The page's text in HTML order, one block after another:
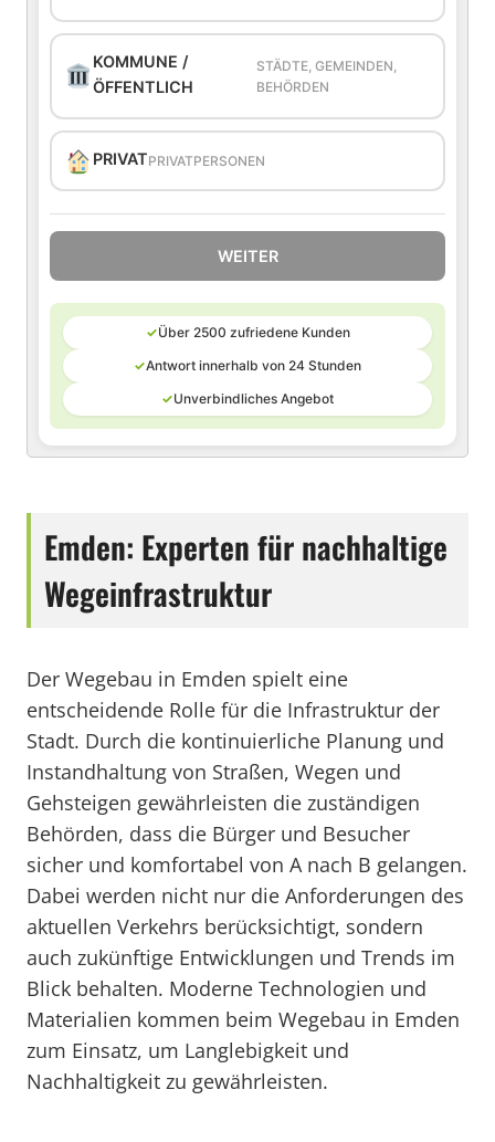
KOMMUNE /
ÖFFENTLICH
STÄDTE, GEMEINDEN,
BEHÖRDEN
PRIVATPRIVATPERSONEN
WEITER
✓Über 2500 zufriedene Kunden
✓Antwort innerhalb von 24 Stunden
✓Unverbindliches Angebot
Emden: Experten für nachhaltige
Wegeinfrastruktur
Der Wegebau in Emden spielt eine
entscheidende Rolle für die Infrastruktur der
Stadt. Durch die kontinuierliche Planung und
Instandhaltung von Straßen, Wegen und
Gehsteigen gewährleisten die zuständigen
Behörden, dass die Bürger und Besucher
sicher und komfortabel von A nach B gelangen.
Dabei werden nicht nur die Anforderungen des
aktuellen Verkehrs berücksichtigt, sondern
auch zukünftige Entwicklungen und Trends im
Blick behalten. Moderne Technologien und
Materialien kommen beim Wegebau in Emden
zum Einsatz, um Langlebigkeit und
Nachhaltigkeit zu gewährleisten.